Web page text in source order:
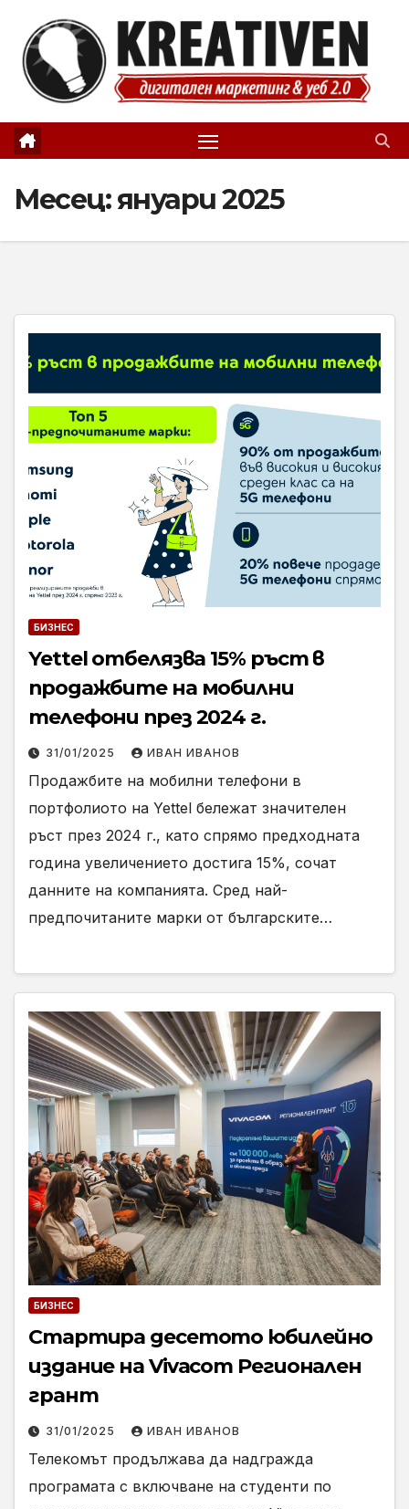
content
Месец:януари 2025
БИЗНЕС
Yettel отбелязва 15% ръст в
продажбите на мобилни
телефони през 2024 г.
31/01/2025 ИВАН ИВАНОВ
Продажбите на мобилни телефони в
портфолиото на Yettel бележат значителен
ръст през 2024 г., като спрямо предходната
година увеличението достига 15%, сочат
данните на компанията. Сред най-
предпочитаните марки от българските…
БИЗНЕС
Стартира десетото юбилейно
издание на Vivacom Регионален
грант
31/01/2025 ИВАН ИВАНОВ
Телекомът продължава да надгражда
програмата с включване на студенти по